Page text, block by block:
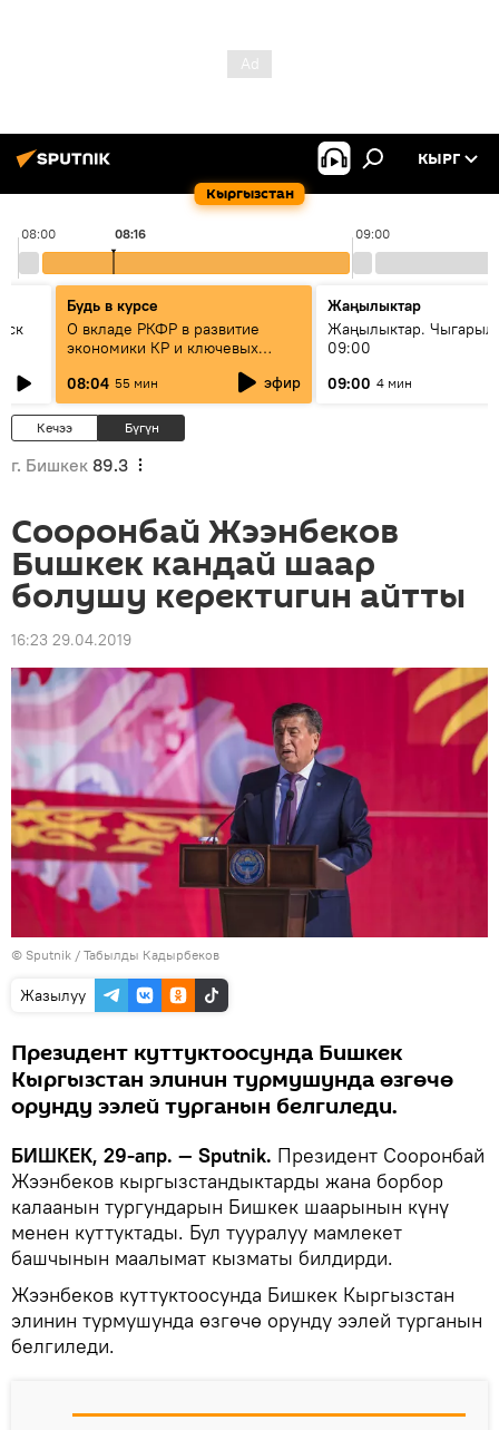
Кыргызстан
КЫРГ
08:00 09:00
08:16
Будь в курсе
О вкладе РКФР в развитие
экономики КР и ключевых
08:04 55 мин эфир
Жаңылыктар
Жаңылыктар.
09:00
09:00 4 мин
Кечээ Бүгүн
г. Бишкек 89.3
Сооронбай Жээнбеков
Бишкек кандай шаар
болушу керектигин айтты
16:23 29.04.2019
© Sputnik / Табылды Кадырбеков
Жазылуу
Президент куттуктоосунда Бишкек
Кыргызстан элинин турмушунда өзгөчө
орунду ээлей турганын белгиледи.
БИШКЕК, 29-апр. — Sputnik. Президент Сооронбай
Жээнбеков кыргызстандыктарды жана борбор
калаанын тургундарын Бишкек шаарынын күнү
менен куттуктады. Бул тууралуу мамлекет
башчынын маалымат кызматы билдирди.
Жээнбеков куттуктоосунда Бишкек Кыргызстан
элинин турмушунда өзгөчө орунду ээлей турганын
белгиледи.